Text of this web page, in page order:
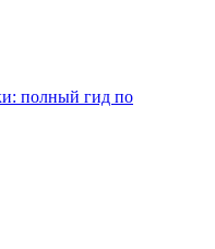
полный гид по